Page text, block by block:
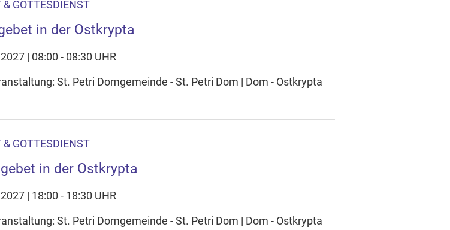
GOTTESDIENST
in der Ostkrypta
| 08:00 - 08:30 UHR
St. Petri Domgemeinde - St. Petri Dom | Dom - Ostkrypta
GOTTESDIENST
in der Ostkrypta
| 18:00 - 18:30 UHR
St. Petri Domgemeinde - St. Petri Dom | Dom - Ostkrypta